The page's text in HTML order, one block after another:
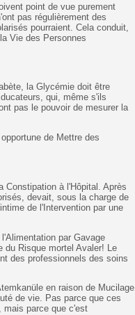
point de vue purement
pas régulièrement des
pourraient. Cela conduit,
Vie des Personnes
la Glycémie doit être
qui, même s'ils
pas le pouvoir de mesurer la
de Mettre des
Constipation à l'Hôpital. Après
devait, sous la charge de
de l'Intervention par une
par Gavage
du Risque mortel Avaler! Le
des professionnels des soins
en raison de Mucilage
de vie. Pas parce que ces
mais parce que c'est